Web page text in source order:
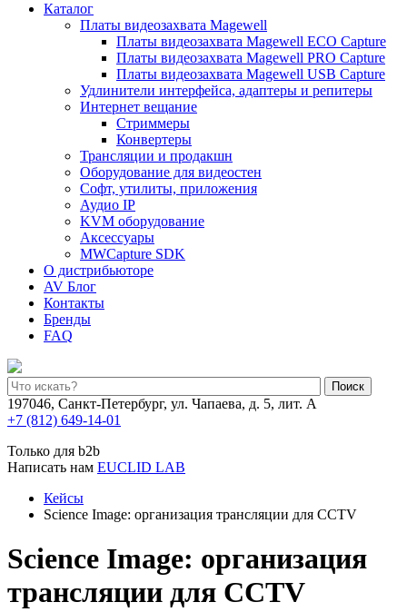
Каталог
Платы видеозахвата Magewell
Платы видеозахвата Magewell ECO Capture
Платы видеозахвата Magewell PRO Capture
Платы видеозахвата Magewell USB Capture
Удлинители интерфейса, адаптеры и репитеры
Интернет вещание
Стриммеры
Конвертеры
Трансляции и продакшн
Оборудование для видеостен
Софт, утилиты, приложения
Аудио IP
KVM оборудование
Аксессуары
MWCapture SDK
О дистрибьюторе
AV Блог
Контакты
Бренды
FAQ
Поиск
197046, Санкт-Петербург, ул. Чапаева, д. 5, лит. А
+7 (812) 649-14-01
Только для b2b
Написать нам EUCLID LAB
Кейсы
Science Image: организация трансляции для CCTV
Science Image: организация
трансляции для CCTV